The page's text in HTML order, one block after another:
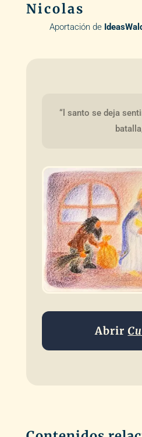
Nicolas
Aportación de
“l santo se deja
Abrir